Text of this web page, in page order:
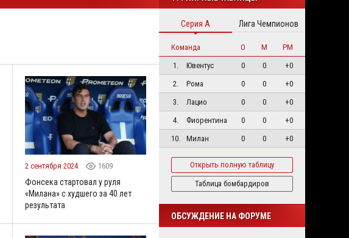
2 сентября 2024 1609
Фонсека стартовал у руля
«Милана» с худшего за 40 лет
результата
Серия А Лига Чемпионов
Команда О М
РМ
1.
Ювентус 0 0
+0
2.
Рома 0 0
+0
3.
Лацио 0 0
+0
4.
Фиорентина 0 0
+0
10.
Милан 0 0 +0
Открыть полную таблицу
Таблица бомбардиров
ОБСУЖДЕНИЕ НА ФОРУМЕ